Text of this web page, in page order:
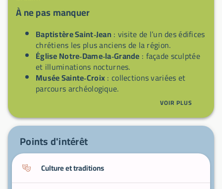
À ne pas manquer
Baptistère Saint‑Jean : visite de l’un des édifices
chrétiens les plus anciens de la région.
Église Notre‑Dame‑la‑Grande : façade sculptée
et illuminations nocturnes.
Musée Sainte‑Croix: collections variées et
parcours archéologique.
: jardin historique pour une
Futuroscope (à proximité): parc à thèmes
VOIR PLUS
Points d'intérêt
Culture et traditions